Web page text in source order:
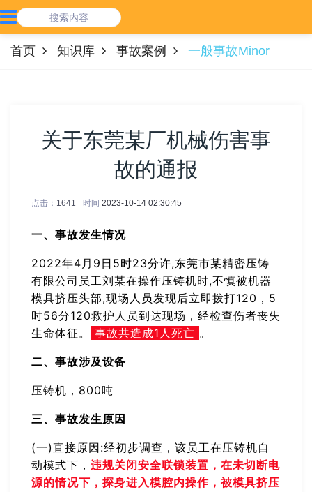
首页 知识库 事故案例 一般事故Minor
关于东莞某厂机械伤害事
故的通报
点击： 1641 时间 2023-10-14 02:30:45
一、事故发生情况
2022年4月9日5时23分许,东莞市某精密压铸
有限公司员工刘某在操作压铸机时,不慎被机器
模具挤压头部,现场人员发现后立即拨打120，5
时56分120救护人员到达现场，经检查伤者丧失
生命体征。
事故共造成1人死亡 。
二、事故涉及设备
压铸机，800吨
三、事故发生原因
(一)直接原因:经初步调查，该员工在压铸机自
动模式下， 违规关闭安全联锁装置，在未切断电
源的情况下，探身进入模腔内操作，被模具挤压